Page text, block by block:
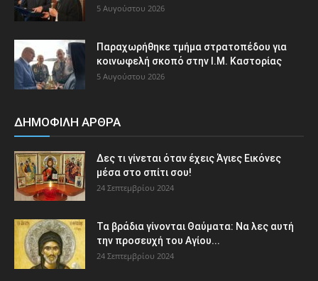
5 Αυγούστου 2026
Παραχωρήθηκε τμήμα στρατοπέδου για
κοινωφελή σκοπό στην Ι.Μ. Καστορίας
5 Αυγούστου 2026
ΔΗΜΟΦΙΛΗ ΑΡΘΡΑ
Δες τι γίνεται όταν έχεις Άγιες Εικόνες
μέσα στο σπίτι σου!
24 Σεπτεμβρίου 2024
Τα βράδια γίνονται Θαύματα: Να λες αυτή
την προσευχή του Αγίου...
24 Σεπτεμβρίου 2024